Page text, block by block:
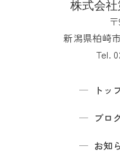
新潟県柏崎
Tel.
トッ
ブロ
お知